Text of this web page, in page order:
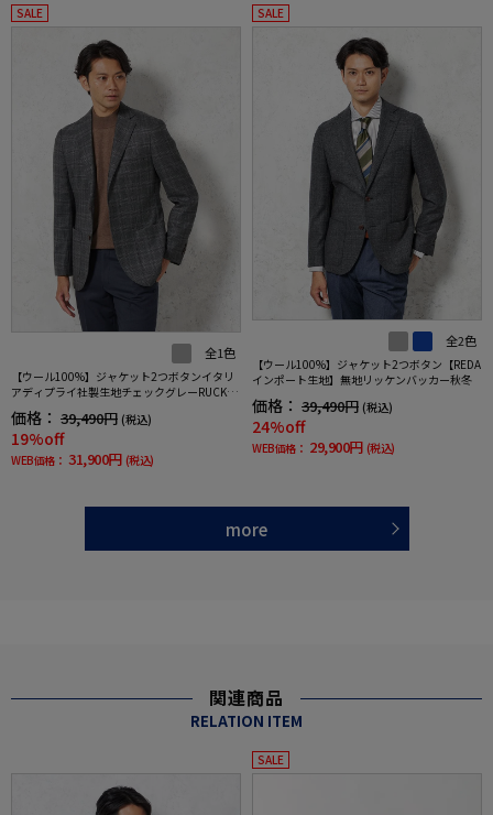
SALE
全1色
【ウール100%】ジャケット2つボタンイタリ
アディプライ社製生地チェックグレーRUCKEN
BACCHAR秋冬
価格： 39,490円 (税込)
19%off
WEB価格： 31,900円 (税込)
SALE
全2色
【ウール100%】ジャケット2つボタン【REDA
インポート生地】無地リッケンバッカー秋冬
価格： 39,490円 (税込)
24%off
WEB価格： 29,900円 (税込)
more
関連商品
RELATION ITEM
SALE